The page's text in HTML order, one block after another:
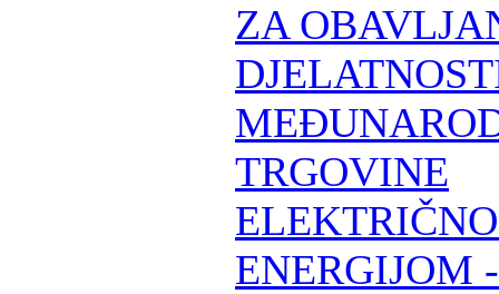
ZA
TRGOVINE
ENERGIJOM -